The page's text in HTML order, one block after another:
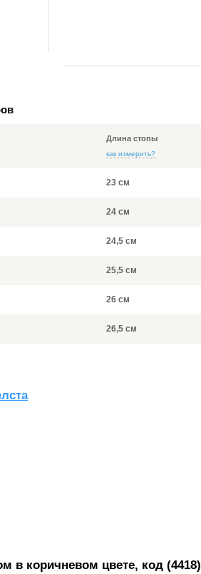
Длина стопы
как измерить?
23 см
24 см
24,5 см
25,5 см
26 см
26,5 см
в коричневом цвете, код (4418)